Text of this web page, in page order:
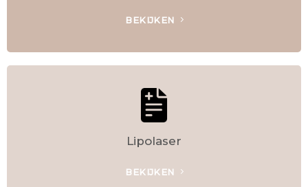
BEKIJKEN
Lipolaser
BEKIJKEN